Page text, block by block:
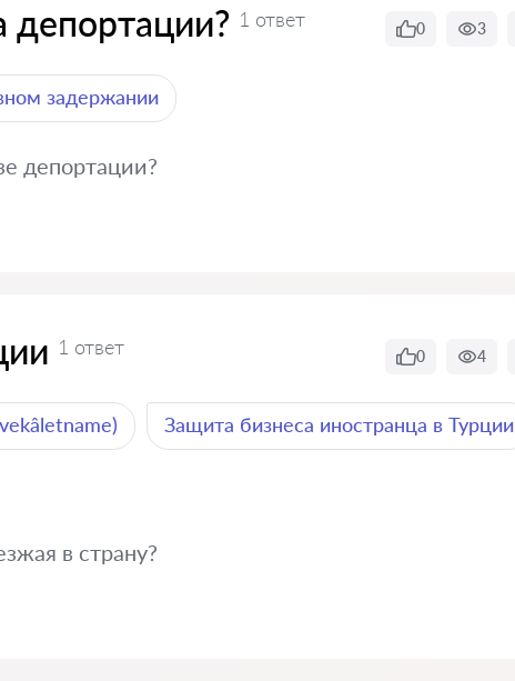
депортации? 1 ответ 0 3
задержании
депортации?
1 ответ 0 4
Защита бизнеса иностранца в Турции
в страну?